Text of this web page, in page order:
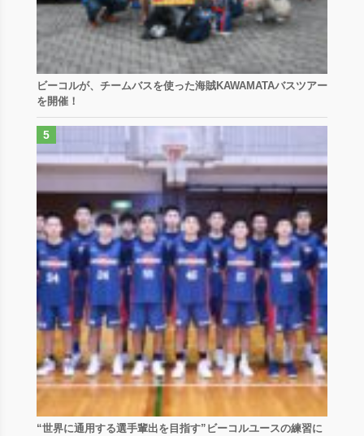
ビーコルが、チームバスを使った海賊KAWAMATAバスツアー
を開催！
“世界に通用する選手輩出を目指す”ビーコルユースの練習に